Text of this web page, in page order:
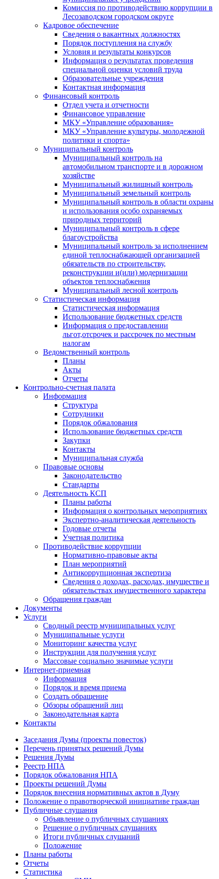
Комиссия по противодействию коррупции в
Лесозаводском городском округе
Кадровое обеспечение
Сведения о вакантных должностях
Порядок поступления на службу
Условия и результаты конкурсов
Информация о результатах проведения
специальной оценки условий труда
Образовательные учреждения
Контактная информация
Финансовый контроль
Отдел учета и отчетности
Финансовое управление
МКУ «Управление образования»
МКУ «Управление культуры, молодежной
политики и спорта»
Муниципальный контроль
Муниципальный контроль на
автомобильном транспорте и в дорожном
хозяйстве
Муниципальный жилищный контроль
Муниципальный земельный контроль
Муниципальный контроль в области охраны
и использования особо охраняемых
природных территорий
Муниципальный контроль в сфере
благоустройства
Муниципальный контроль за исполнением
единой теплоснабжающей организацией
обязательств по строительству,
реконструкции и(или) модернизации
объектов теплоснабжения
Муниципальный лесной контроль
Статистическая информация
Статистическая информация
Использование бюджетных средств
Информация о предоставлении
льгот,отсрочек и рассрочек по местным
налогам
Ведомственный контроль
Планы
Акты
Отчеты
Контрольно-счетная палата
Информация
Структура
Сотрудники
Порядок обжалования
Использование бюджетных средств
Закупки
Контакты
Муниципальная служба
Правовые основы
Законодательство
Стандарты
Деятельность КСП
Планы работы
Информация о контрольных мероприятиях
Экспертно-аналитическая деятельность
Годовые отчеты
Учетная политика
Противодействие коррупции
Нормативно-правовые акты
План мероприятий
Антикоррупционная экспертиза
Сведения о доходах, расходах, имуществе и
обязательствах имущественного характера
Обращения граждан
Документы
Услуги
Сводный реестр муниципальных услуг
Муниципальные услуги
Мониторинг качества услуг
Инструкции для получения услуг
Массовые социально значимые услуги
Интернет-приемная
Информация
Порядок и время приема
Создать обращение
Обзоры обращений лиц
Законодательная карта
Контакты
Заседания Думы (проекты повесток)
Перечень принятых решений Думы
Решения Думы
Реестр НПА
Порядок обжалования НПА
Проекты решений Думы
Порядок внесения нормативных актов в Думу
Положение о правотворческой инициативе граждан
Публичные слушания
Объявление о публичных слушаниях
Решение о публичных слушаниях
Итоги публичных слушаний
Положение
Планы работы
Отчеты
Статистика